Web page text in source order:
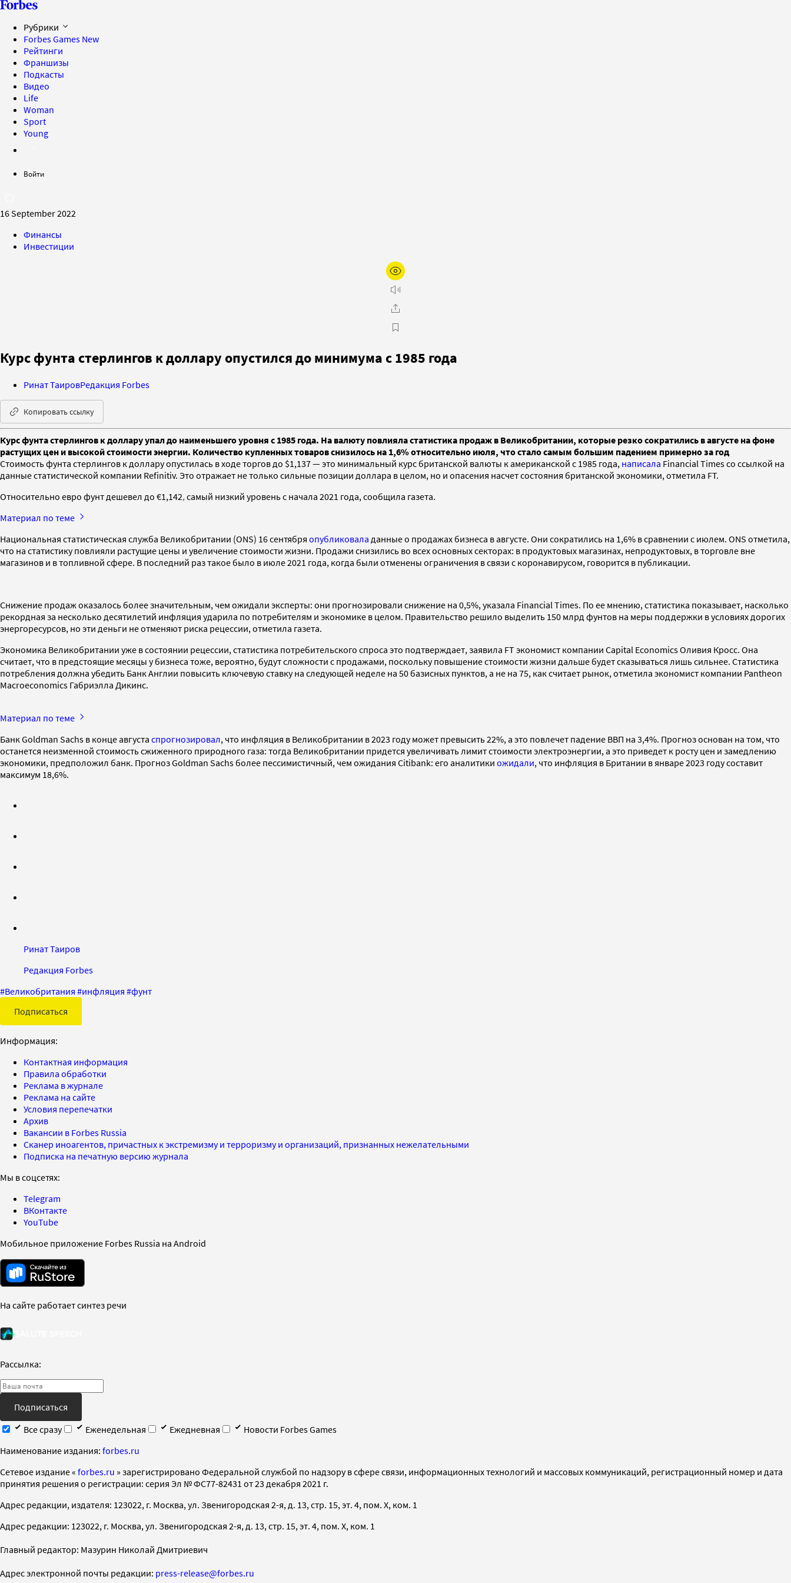
Рубрики
Forbes Games New
Рейтинги
Франшизы
Подкасты
Видео
Life
Woman
Sport
Young
Войти
16 September 2022
Финансы
Инвестиции
Курс фунта стерлингов к доллару опустился до минимума с 1985 года
Ринат ТаировРедакция Forbes
Копировать ссылку
Курс фунта стерлингов к доллару упал до наименьшего уровня с 1985 года. На валюту повлияла статистика продаж в Великобритании, которые резко сократились в августе на фоне
растущих цен и высокой стоимости энергии. Количество купленных товаров снизилось на 1,6% относительно июля, что стало самым большим падением примерно за год
Стоимость фунта стерлингов к доллару опустилась в ходе торгов до $1,137 — это минимальный курс британской валюты к американской с 1985 года, написала Financial Times со ссылкой на
данные статистической компании Refinitiv. Это отражает не только сильные позиции доллара в целом, но и опасения насчет состояния британской экономики, отметила FT.
Относительно евро фунт дешевел до €1,142‚ самый низкий уровень с начала 2021 года, сообщила газета.
Материал по теме
Национальная статистическая служба Великобритании (ONS) 16 сентября опубликовала данные о продажах бизнеса в августе. Они сократились на 1,6% в сравнении с июлем. ONS отметила,
что на статистику повлияли растущие цены и увеличение стоимости жизни. Продажи снизились во всех основных секторах: в продуктовых магазинах, непродуктовых, в торговле вне
магазинов и в топливной сфере. В последний раз такое было в июле 2021 года, когда были отменены ограничения в связи с коронавирусом, говорится в публикации.
Снижение продаж оказалось более значительным, чем ожидали эксперты: они прогнозировали снижение на 0,5%, указала Financial Times. По ее мнению, статистика показывает, насколько
рекордная за несколько десятилетий инфляция ударила по потребителям и экономике в целом. Правительство решило выделить 150 млрд фунтов на меры поддержки в условиях дорогих
энергоресурсов, но эти деньги не отменяют риска рецессии, отметила газета.
Экономика Великобритании уже в состоянии рецессии, статистика потребительского спроса это подтверждает, заявила FT экономист компании Capital Economics Оливия Кросс. Она
считает, что в предстоящие месяцы у бизнеса тоже, вероятно, будут сложности с продажами, поскольку повышение стоимости жизни дальше будет сказываться лишь сильнее. Статистика
потребления должна убедить Банк Англии повысить ключевую ставку на следующей неделе на 50 базисных пунктов, а не на 75, как считает рынок, отметила экономист компании Pantheon
Macroeconomics Габриэлла Дикинс.
Материал по теме
Банк Goldman Sachs в конце августа спрогнозировал, что инфляция в Великобритании в 2023 году может превысить 22%, а это повлечет падение ВВП на 3,4%. Прогноз основан на том, что
останется неизменной стоимость сжиженного природного газа: тогда Великобритании придется увеличивать лимит стоимости электроэнергии, а это приведет к росту цен и замедлению
экономики, предположил банк. Прогноз Goldman Sachs более пессимистичный, чем ожидания Citibank: его аналитики ожидали, что инфляция в Британии в январе 2023 году составит
максимум 18,6%.
Ринат Таиров
Редакция Forbes
#Великобритания #инфляция #фунт
Подписаться
Информация:
Контактная информация
Правила обработки
Реклама в журнале
Реклама на сайте
Условия перепечатки
Архив
Вакансии в Forbes Russia
Сканер иноагентов, причастных к экстремизму и терроризму и организаций, признанных нежелательными
Подписка на печатную версию журнала
Мы в соцсетях:
Telegram
ВКонтакте
YouTube
Мобильное приложение Forbes Russia на Android
На сайте работает синтез речи
Рассылка:
Подписаться
Все сразу
Еженедельная Ежедневная
Новости Forbes Games
Наименование издания: forbes.ru
Cетевое издание « forbes.ru » зарегистрировано Федеральной службой по надзору в сфере связи, информационных технологий и массовых коммуникаций, регистрационный номер и дата
принятия решения о регистрации: серия Эл № ФС77-82431 от 23 декабря 2021 г.
Адрес редакции, издателя: 123022, г. Москва, ул. Звенигородская 2-я, д. 13, стр. 15, эт. 4, пом. X, ком. 1
Адрес редакции: 123022, г. Москва, ул. Звенигородская 2-я, д. 13, стр. 15, эт. 4, пом. X, ком. 1
Главный редактор: Мазурин Николай Дмитриевич
Адрес электронной почты редакции: press-release@forbes.ru